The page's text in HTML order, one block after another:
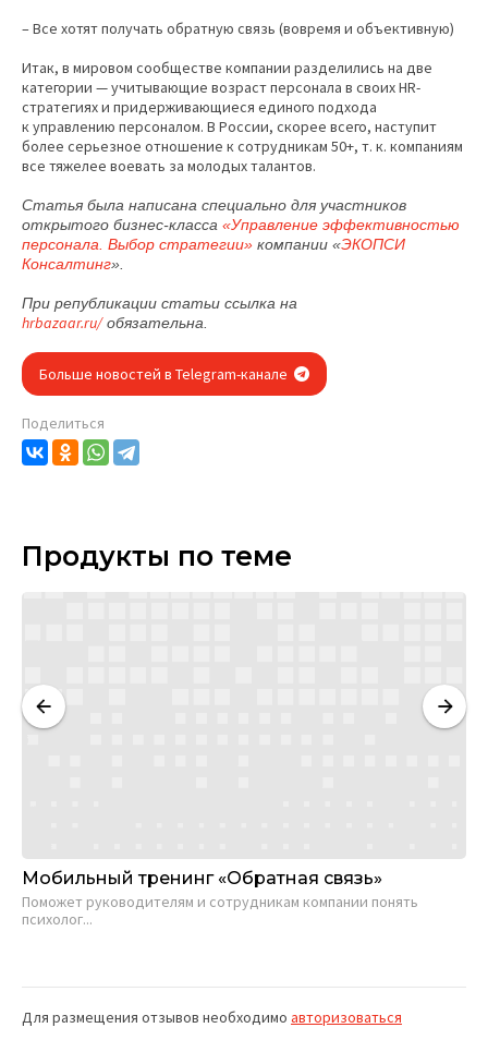
– Все хотят получать обратную связь (вовремя и объективную)
Итак, в мировом сообществе компании разделились на две
категории — учитывающие возраст персонала в своих HR-
стратегиях и придерживающиеся единого подхода
к управлению персоналом. В России, скорее всего, наступит
более серьезное отношение к сотрудникам 50+, т. к. компаниям
все тяжелее воевать за молодых талантов.
Статья была написана специально для участников
открытого бизнес-класса «Управление эффективностью
персонала. Выбор стратегии» компании «ЭКОПСИ
Консалтинг».
При републикации статьи ссылка на
hrbazaar.ru/обязательна.
Больше новостей в Telegram-канале
Поделиться
Продукты по теме
Мобильный тренинг «Обратная связь»
Поможет руководителям и сотрудникам компании понять
психолог...
Для размещения отзывов необходимо авторизоваться